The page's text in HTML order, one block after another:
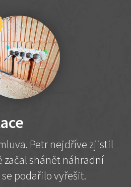
Petr nejdříve zjistil
začal shánět náhradní
podařilo vyřešit.